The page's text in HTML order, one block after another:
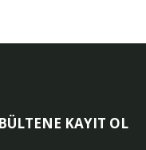
KAYIT OL